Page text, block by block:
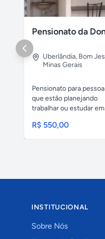
Uberlândia, Bom
Minas Gerais
Pensionato para
que estão planejando
trabalhar ou estudar
R$ 550,00
INSTITUCIONAL
Sobre Nós